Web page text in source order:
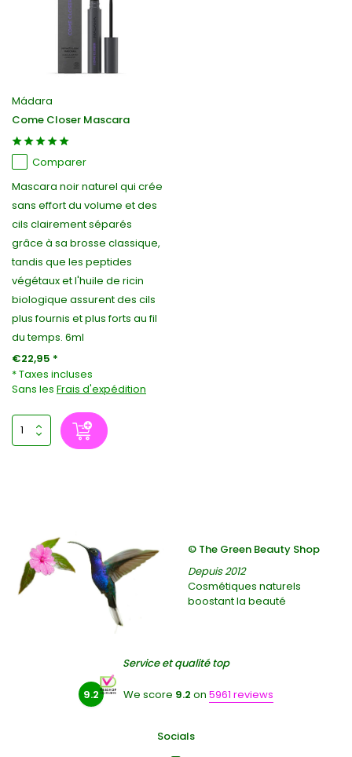
Mádara
Come Closer Mascara
Comparer
Mascara noir naturel qui crée
sans effort du volume et des
cils clairement séparés
grâce à sa brosse classique,
tandis que les peptides
végétaux et l'huile de ricin
biologique assurent des cils
plus fournis et plus forts au fil
du temps. 6ml
€22,95 *
* Taxes incluses
Sans les Frais d'expédition
© The Green Beauty Shop
Depuis 2012
Cosmétiques naturels
boostant la beauté
Service et qualité top
9.2 We score 9.2 on 5961 reviews
Socials